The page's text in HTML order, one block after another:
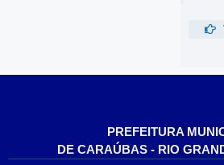
PREFEITURA
DE CARAÚBAS - RIO